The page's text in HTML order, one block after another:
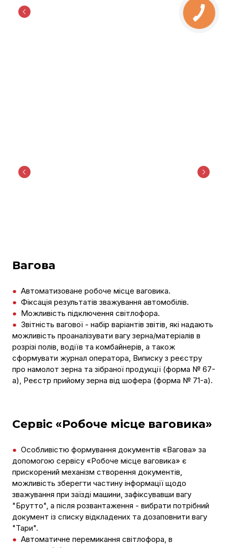
Вагова
● Автоматизоване робоче місце ваговика.
● Фіксація результатів зважування автомобілів.
● Можливість підключення світлофора.
● Звітність вагової - набір варіантів звітів, які надають
можливість проаналізувати вагу зерна/матеріалів в
розрізі полів, водіїв та комбайнерів, а також
сформувати журнал оператора, Виписку з реєстру
про намолот зерна та зібраної продукції (форма № 67-
а), Реєстр прийому зерна від шофера (форма № 71-а).
Сервіс «Робоче місце ваговика»
● Особливістю формування документів «Вагова» за
допомогою сервісу «Робоче місце ваговика» є
прискорений механізм створення документів,
можливість зберегти частину інформації щодо
зважування при заїзді машини, зафіксувавши вагу
"Брутто", а після розвантаження - вибрати потрібний
документ із списку відкладених та дозаповнити вагу
"Тари".
● Автоматичне перемикання світлофора, в